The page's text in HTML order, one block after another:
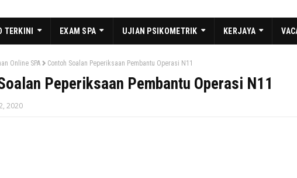
TERKINI EXAM SPA UJIAN PSIKOMETRIK KERJAYA
Online SPA Contoh Soalan Peperiksaan Pembantu Operasi N11
Peperiksaan Pembantu Operasi N11
2020